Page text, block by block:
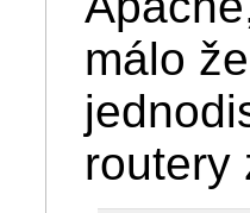
málo
routery